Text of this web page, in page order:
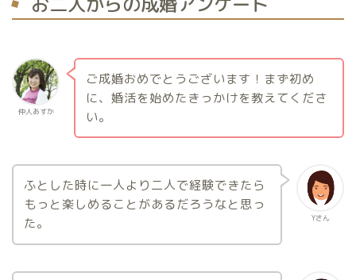
仲人あすか
ご成婚おめでとうございます！まず初め
に、婚活を始めたきっかけを教えてくださ
い。
Yさん
ふとした時に一人より二人で経験できたら
もっと楽しめることがあるだろうなと思っ
た。